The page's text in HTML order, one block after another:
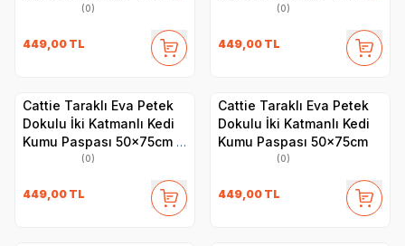
(0)
449,00 TL
(0)
449,00 TL
Cattie Taraklı Eva Petek
Dokulu İki Katmanlı Kedi
Kumu Paspası 50x75cm -
(0)
449,00 TL
Cattie Taraklı Eva Petek
Dokulu İki Katmanlı Kedi
Kumu Paspası 50x75cm
(0)
449,00 TL